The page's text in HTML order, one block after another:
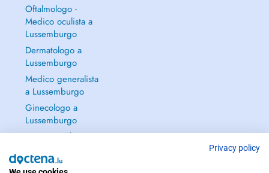
Oftalmologo -
Medico oculista a
Lussemburgo
Dermatologo a
Lussemburgo
Medico generalista
a Lussemburgo
Ginecologo a
Lussemburgo
Continua a leggere
Privacy policy